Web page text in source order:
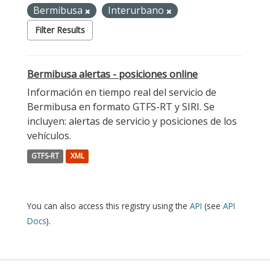
Bermibusa
Interurbano
Filter Results
Bermibusa alertas - posiciones online
Información en tiempo real del servicio de
Bermibusa en formato GTFS-RT y SIRI. Se
incluyen: alertas de servicio y posiciones de los
vehículos.
GTFS-RT XML
You can also access this registry using the API (see API
Docs).